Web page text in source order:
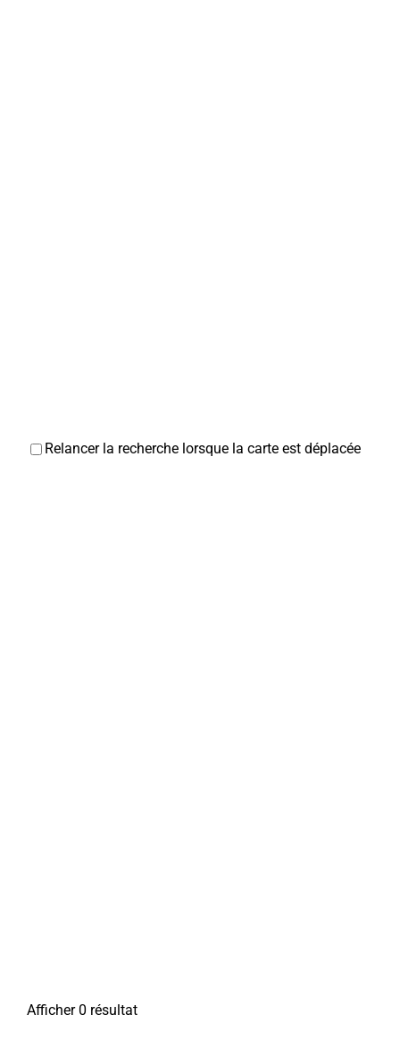
Relancer la recherche lorsque la carte est déplacée
Afficher 0 résultat